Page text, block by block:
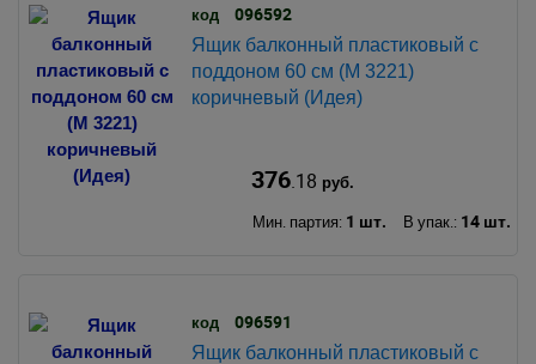
код 096592
Ящик балконный пластиковый с
поддоном 60 см (М 3221)
коричневый (Идея)
376.18 руб.
Мин. партия: 1 шт. В упак.: 14 шт.
код 096591
Ящик балконный пластиковый с